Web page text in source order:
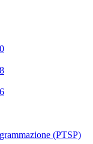
(PTSP)